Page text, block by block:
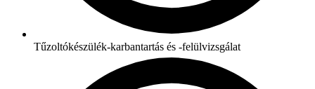
Tűzoltókészülék-karbantartás és -felülvizsgálat